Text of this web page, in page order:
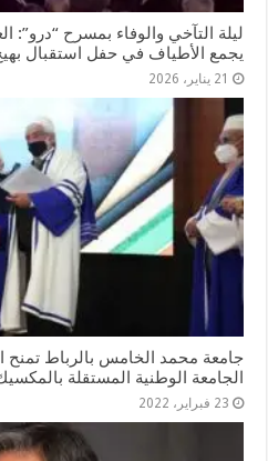
ليلة التآخي والوفاء بمسرح “درو”:
يجمع الأطياف في حفل استقبال
21 يناير، 2026
جامعة محمد الخامس بالرباط تمنح
الجامعة الوطنية المستقلة
23 فبراير، 2022